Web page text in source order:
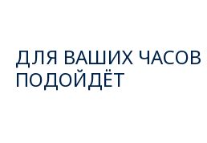
ДЛЯ ВАШИХ ЧАСОВ
ПОДОЙДЁТ